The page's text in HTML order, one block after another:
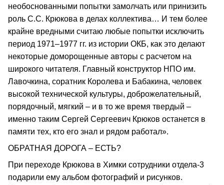
необоснованными попытки замолчать или принизить
роль С.С. Крюкова в делах коллектива… И тем более
крайне вредными считаю любые попытки исключить
период 1971–1977 гг. из истории ОКБ, как это делают
некоторые доморощенные авторы с расчетом на
широкого читателя. Главный конструктор НПО им.
Лавочкина, соратник Королева и Бабакина, человек
высокой технической культуры, доброжелательный,
порядочный, мягкий – и в то же время твердый –
именно таким Сергей Сергеевич Крюков останется в
памяти тех, кто его знал и рядом работал».
ОБРАТНАЯ ДОРОГА – ЕСТЬ?
При переходе Крюкова в Химки сотрудники отдела-3
подарили ему альбом фотографий и рисунков.